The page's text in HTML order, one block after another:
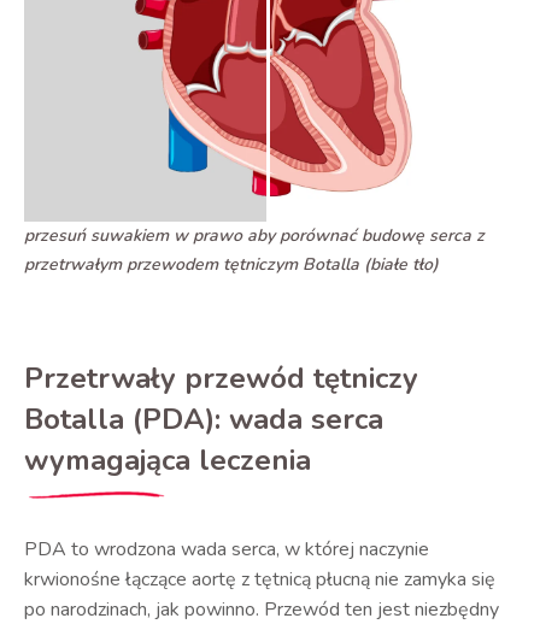
przesuń suwakiem w prawo aby porównać budowę serca z
przetrwałym przewodem tętniczym Botalla (białe tło)
Przetrwały przewód tętniczy
Botalla (PDA): wada serca
wymagająca leczenia
PDA to wrodzona wada serca, w której naczynie
krwionośne łączące aortę z tętnicą płucną nie zamyka się
po narodzinach, jak powinno. Przewód ten jest niezbędny